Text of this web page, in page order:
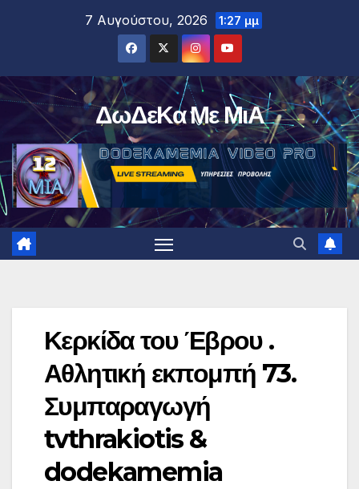
7 Αυγούστου, 2026 1:27 μμ
ΔωΔεΚα Με ΜιΑ
Κερκίδα του Έβρου .
Αθλητική εκπομπή 73.
Συμπαραγωγή
tvthrakiotis &
dodekamemia